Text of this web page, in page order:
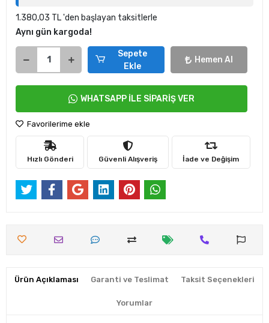
1.380,03 TL 'den başlayan taksitlerle
Aynı gün kargoda!
Sepete
Ekle
Hemen Al
WHATSAPP İLE SİPARİŞ VER
Favorilerime ekle
Hızlı Gönderi Güvenli Alışveriş İade ve Değişim
Ürün Açıklaması Garanti ve Teslimat Taksit Seçenekleri
Yorumlar